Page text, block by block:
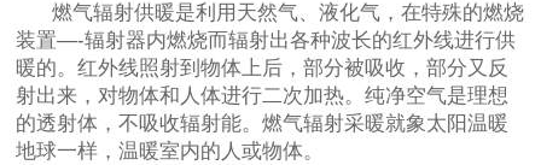
燃气辐射供暖是利用天然气、液化气，在特殊的燃烧
装置—-辐射器内燃烧而辐射出各种波长的红外线进行供
暖的。红外线照射到物体上后，部分被吸收，部分又反
射出来，对物体和人体进行二次加热。纯净空气是理想
的透射体，不吸收辐射能。燃气辐射采暖就象太阳温暖
地球一样，温暖室内的人或物体。